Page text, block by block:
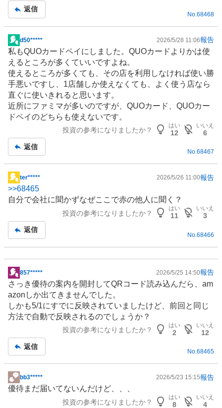
事
返信
No. 68468
掲
示
板
記
事
d50***** 2026/5/28 11:06報告
私もQUOカードペイにしました。QUOカードよりかは使
えるところが多くていいですよね。
使えるところが多くても、その店を利用しなければ使い勝
手悪いですし、1店舗しか使えなくても、よく使う店なら
直ぐに使いきれると思います。
近所にファミマが多いのですが、QUOカード、QUOカー
ドペイのどちらも使えないです。
投資の参考になりましたか？
はい
12
いいえ
6
返信
No.68467
掲
示
板
ter***** 2026/5/26 11:00報告
>>68465
自分で会社に聞かずなぜここで赤の他人に聞く？
投資の参考になりましたか？
はい
11
いいえ
3
返信
No. 68466
掲
示
板
記
事
857***** 2026/5/25 14:50報告
さっき優待の案内を開封してQRコード読み込んだら、am
azonしか出てきませんでした。
しかも5/1にすでに反映されていましたけど、前回と同じ
方法で自動で反映されるのでしょうか？
投資の参考になりましたか？
はい
2
いいえ
12
返信
No.68465
掲
示
bb3***** 2026/5/23 15:15報告
優待まだ届いてないんだけど、、、
投資の参考になりましたか？
はい
8
いいえ
4